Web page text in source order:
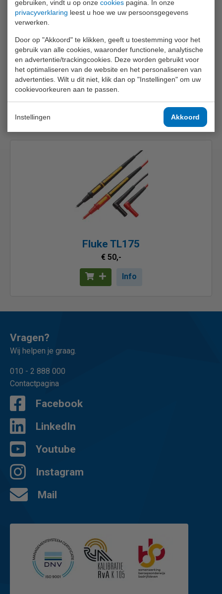
gebruiken, vindt u op onze cookies pagina. In onze
privacyverklaring leest u hoe we uw persoonsgegevens
verwerken.
Door op "Akkoord" te klikken, geeft u toestemming voor het
gebruik van alle cookies, waaronder functionele, analytische
en advertentie/trackingcookies. Deze worden gebruikt voor
het optimaliseren van de website en het personaliseren van
advertenties. Wilt u dit niet, klik dan op "Instellingen" om uw
cookievoorkeuren aan te passen.
Instellingen Akkoord
€ 183,-
Info
Andere mogelijkheden
Fluke TL175
€ 50,-
Info
Vragen?
Wij helpen je graag.
010 - 2 888 000
Contactpagina
Facebook
LinkedIn
Youtube
Instagram
Mail